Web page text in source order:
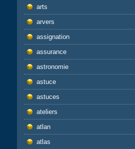
arts
arvers
assignation
assurance
astronomie
astuce
astuces
ateliers
atlan
atlas